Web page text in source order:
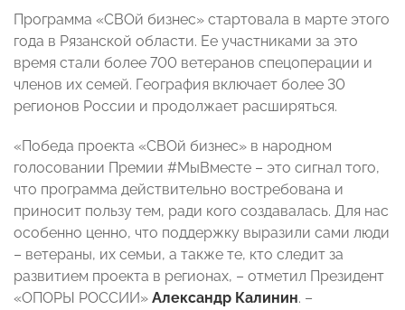
Программа «СВОй бизнес» стартовала в марте этого
года в Рязанской области. Ее участниками за это
время стали более 700 ветеранов спецоперации и
членов их семей. География включает более 30
регионов России и продолжает расширяться.
«Победа проекта «СВОй бизнес» в народном
голосовании Премии #МыВместе – это сигнал того,
что программа действительно востребована и
приносит пользу тем, ради кого создавалась. Для нас
особенно ценно, что поддержку выразили сами люди
– ветераны, их семьи, а также те, кто следит за
развитием проекта в регионах, – отметил Президент
«ОПОРЫ РОССИИ» Александр Калинин. –